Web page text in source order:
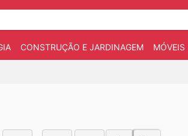
CONSTRUÇÃO E JARDINAGEM MÓVEIS